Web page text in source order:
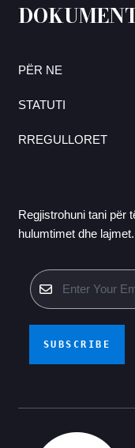
PËR NE
STATUTI
RREGULLORET
Regjistrohuni tani për
hulumtimet dhe lajmet.
SUBSCRIBE